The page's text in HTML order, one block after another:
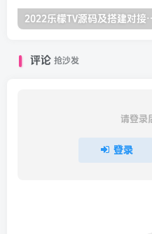
2022乐檬TV源码及搭
评论 抢沙发
请登录
登录